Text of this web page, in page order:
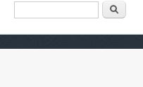
Vyhľadávanie